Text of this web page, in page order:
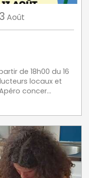
Août
de 18h00 du 16
locaux et
concer...